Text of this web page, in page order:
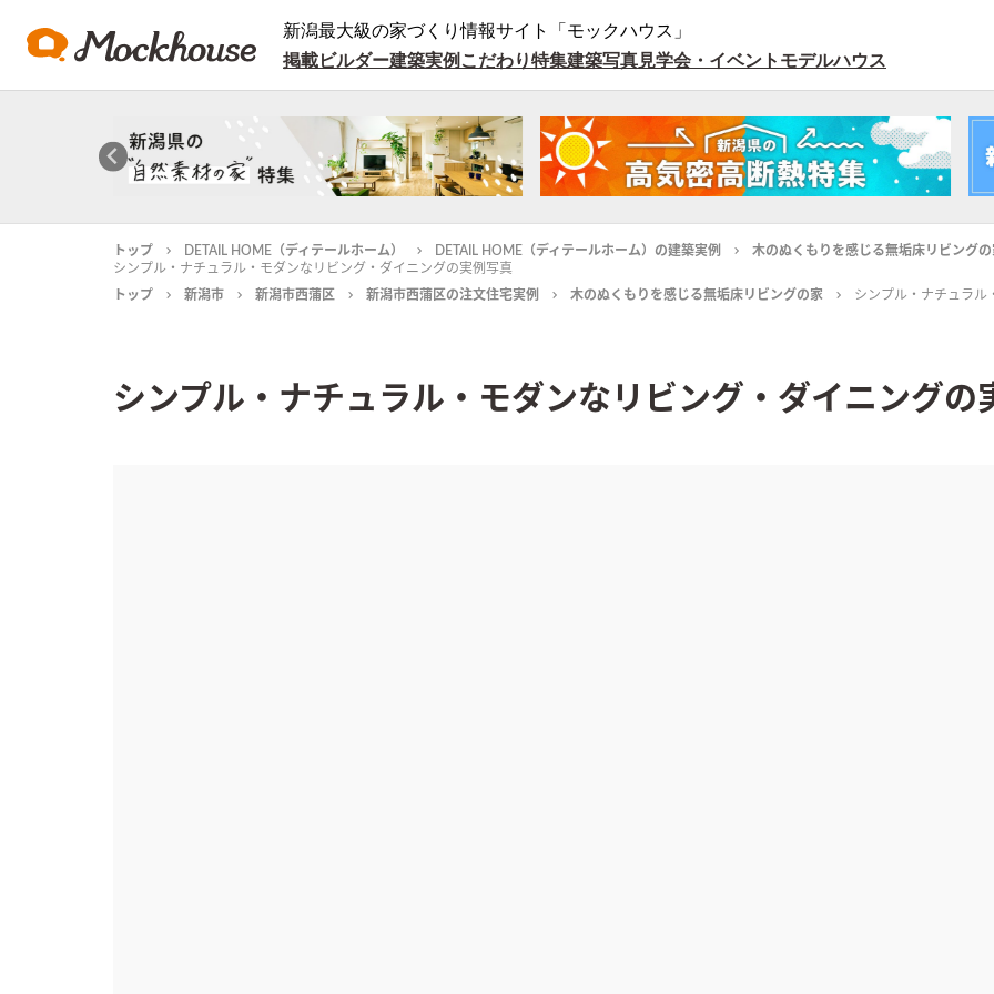
新潟最大級の家づくり情報サイト「モックハウス」
掲載ビルダー建築実例 こだわり特集建築写真見学会・イベント モデルハウス
トップ DETAIL HOME（ディテールホーム） DETAIL HOME（ディテールホーム）の建築実例
木のぬくもりを感じる無垢床リビングの
シンプル・ナチュラル・モダンなリビング・ダイニングの実例写真
トップ
新潟市 新潟市西蒲区 新潟市西蒲区の注文住宅実例 木のぬくもりを感じる無垢床リビングの家 シンプル・ナチュラル
シンプル・ナチュラル・モダンなリビング・ダイニングの